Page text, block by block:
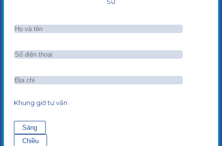
Sư
Khung giờ tư vấn
Sáng
Chiều